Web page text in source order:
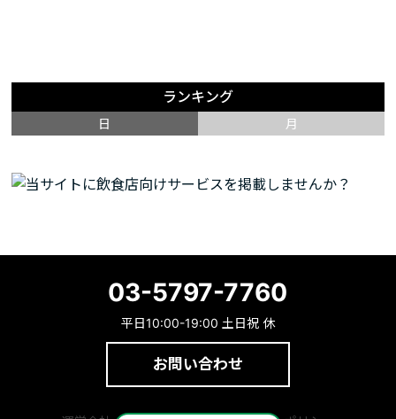
ランキング
日 月
03-5797-7760
平日10:00-19:00 土日祝 休
お問い合わせ